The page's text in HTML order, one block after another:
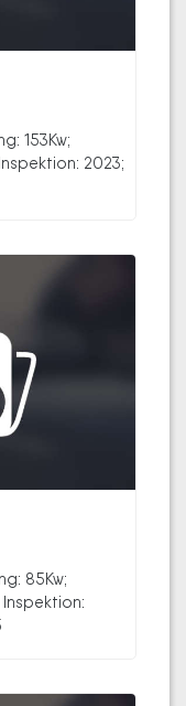
153Kw;
2023;
85Kw;
Inspektion: